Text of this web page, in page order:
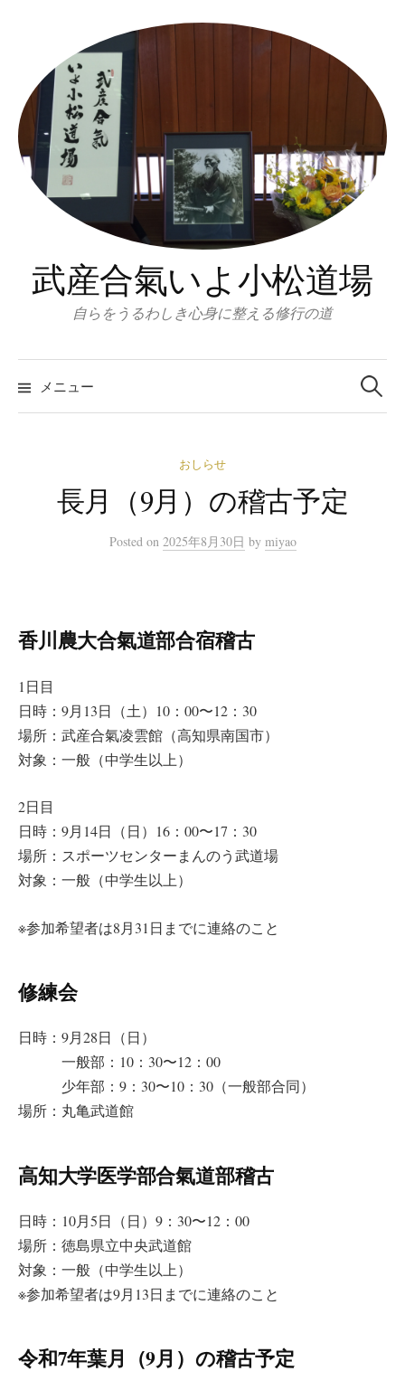
ツ
へ
ス
キ
武産合氣いよ小松道場
自らをうるわしき心身に整える修行の道
メニュー
検
索:
おしらせ
長月（9月）の稽古予定
Posted on 2025年8月30日 by miyao
香川農大合氣道部合宿稽古
1日目
日時：9月13日（土）10：00〜12：30
場所：武産合氣凌雲館（高知県南国市）
対象：一般（中学生以上）
2日目
日時：9月14日（日）16：00〜17：30
場所：スポーツセンターまんのう武道場
対象：一般（中学生以上）
※参加希望者は8月31日までに連絡のこと
修練会
日時：9月28日（日）
一般部：10：30〜12：00
少年部：9：30〜10：30（一般部合同）
場所：丸亀武道館
高知大学医学部合氣道部稽古
日時：10月5日（日）9：30〜12：00
場所：徳島県立中央武道館
対象：一般（中学生以上）
※参加希望者は9月13日までに連絡のこと
令和7年葉月（9月）の稽古予定